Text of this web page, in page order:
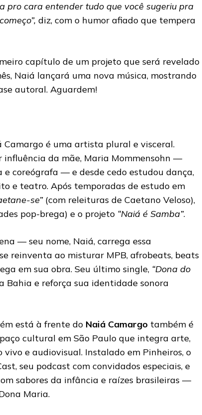
pro cara entender tudo que você sugeriu pra
diz, com o humor afiado que tempera
capítulo de um projeto que será revelado
Naiá lançará uma nova música, mostrando
autoral. Aguardem!
Camargo é uma artista plural e visceral.
influência da mãe, Maria Mommensohn —
coreógrafa — e desde cedo estudou dança,
e teatro. Após temporadas de estudo em
se”(com releituras de Caetano Veloso),
pop-brega) e o projeto “Naiá é Samba”.
— seu nome, Naiá, carrega essa
reinventa ao misturar MPB, afrobeats, beats
em sua obra. Seu último single, “Dona do
Bahia e reforça sua identidade sonora
está à frente do Naiá Camargo também é
cultural em São Paulo que integra arte,
e audiovisual. Instalado em Pinheiros, o
seu podcast com convidados especiais, e
sabores da infância e raízes brasileiras —
Maria.